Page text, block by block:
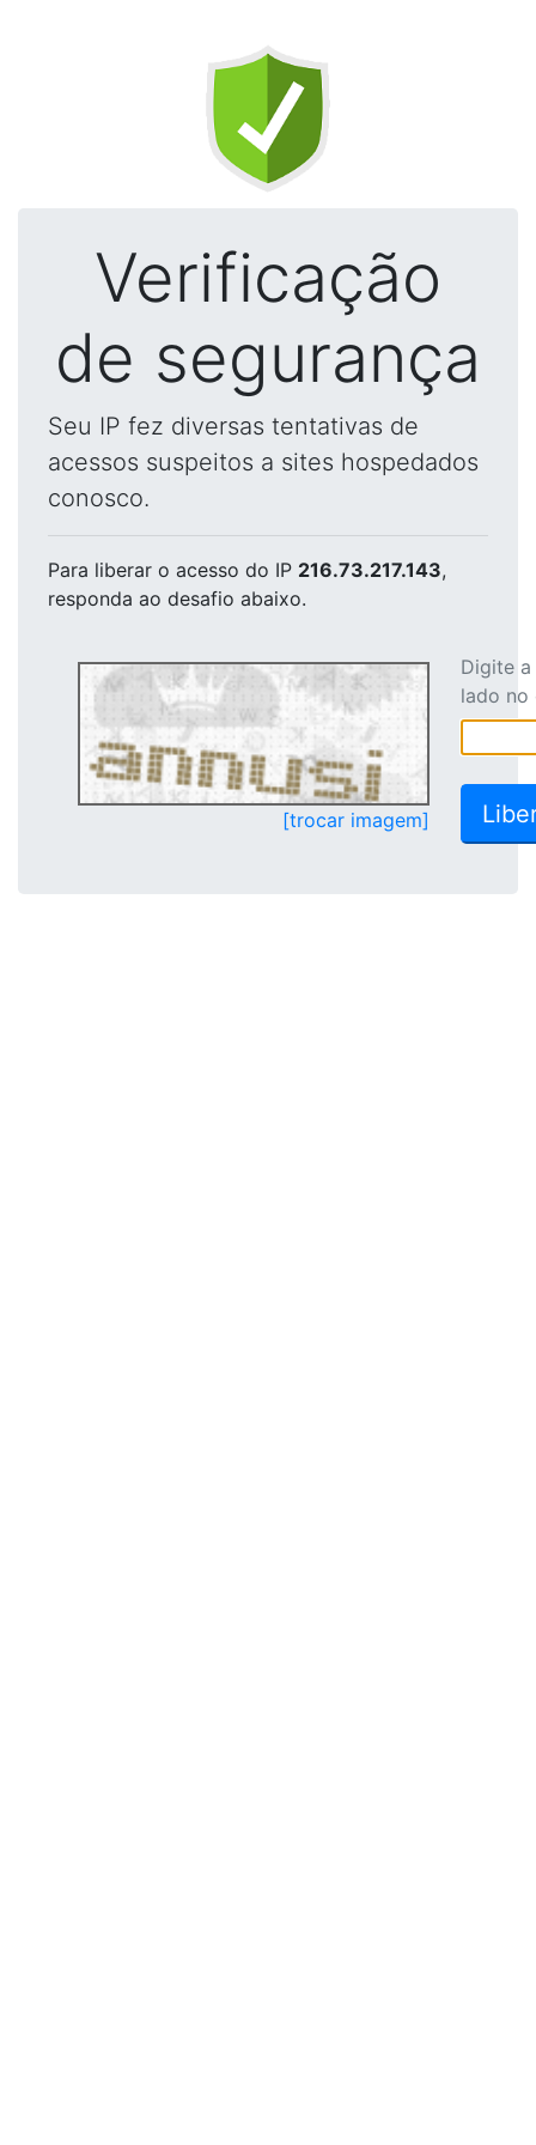
Verificação
de segurança
Seu IP fez diversas tentativas de
acessos suspeitos a sites hospedados
conosco.
Para liberar o acesso do IP 216.73.217.143,
responda ao desafio abaixo.
[trocar imagem]
Digite
lado no